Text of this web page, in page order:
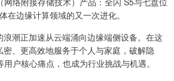
在边缘计算领域的又一次进化。
潮正加速从云端涌向边缘端侧设备。在这
、更高效地服务于个人与家庭，破解隐
户核心痛点，也成为行业挑战与机遇。